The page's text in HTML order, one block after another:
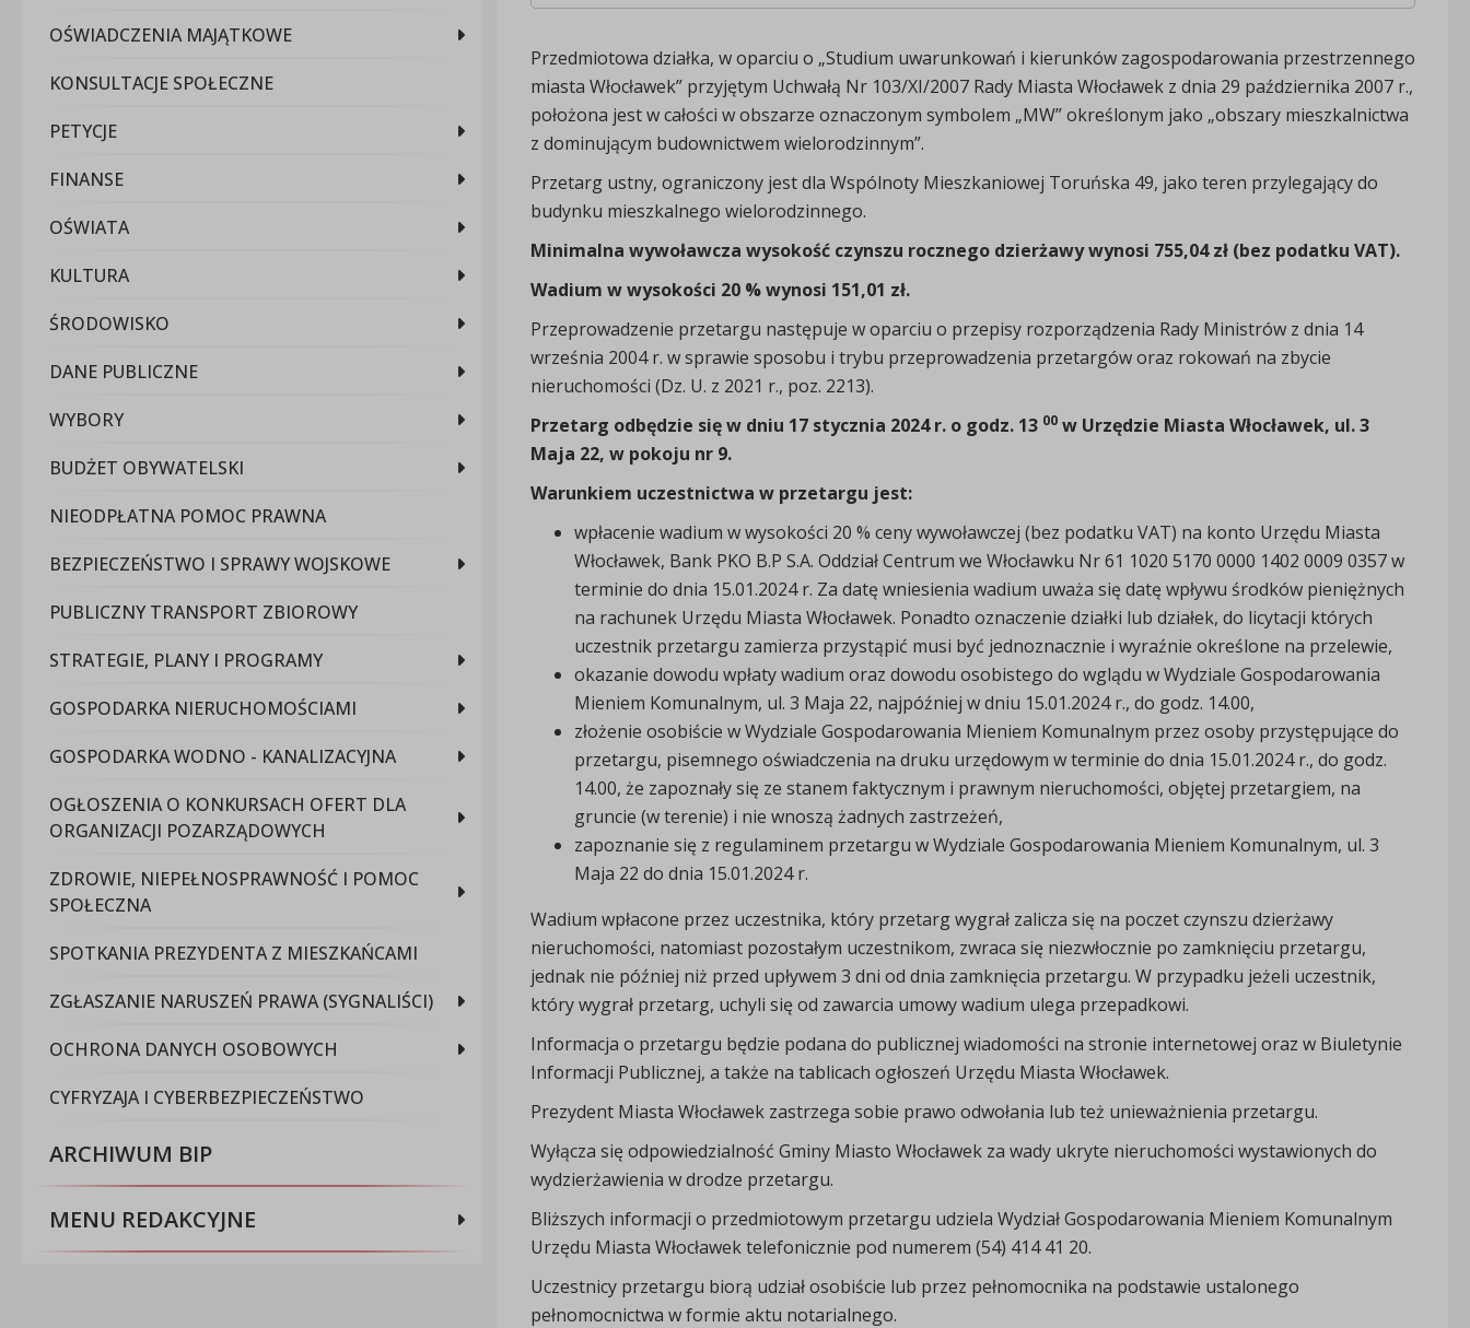
OŚWIADCZENIA MAJĄTKOWE
KONSULTACJE SPOŁECZNE
PETYCJE
FINANSE
OŚWIATA
KULTURA
ŚRODOWISKO
DANE PUBLICZNE
WYBORY
BUDŻET OBYWATELSKI
NIEODPŁATNA POMOC PRAWNA
BEZPIECZEŃSTWO I SPRAWY WOJSKOWE
PUBLICZNY TRANSPORT ZBIOROWY
STRATEGIE, PLANY I PROGRAMY
GOSPODARKA NIERUCHOMOŚCIAMI
GOSPODARKA WODNO - KANALIZACYJNA
OGŁOSZENIA O KONKURSACH OFERT DLA
ORGANIZACJI POZARZĄDOWYCH
ZDROWIE, NIEPEŁNOSPRAWNOŚĆ I POMOC
SPOŁECZNA
SPOTKANIA PREZYDENTA Z MIESZKAŃCAMI
ZGŁASZANIE NARUSZEŃ PRAWA (SYGNALIŚCI)
OCHRONA DANYCH OSOBOWYCH
CYFRYZAJA I CYBERBEZPIECZEŃSTWO
ARCHIWUM BIP
MENU REDAKCYJNE
Przedmiotowa działka, w oparciu o „Studium uwarunkowań i kierunków zagospodarowania przestrzennego
miasta Włocławek” przyjętym Uchwałą Nr 103/XI/2007 Rady Miasta Włocławek z dnia 29 października 2007 r.,
położona jest w całości w obszarze oznaczonym symbolem „MW” określonym jako „obszary mieszkalnictwa
z dominującym budownictwem wielorodzinnym”.
Przetarg ustny, ograniczony jest dla Wspólnoty Mieszkaniowej Toruńska 49, jako teren przylegający do
budynku mieszkalnego wielorodzinnego.
Minimalna wywoławcza wysokość czynszu rocznego dzierżawy wynosi 755,04 zł (bez podatku VAT).
Wadium w wysokości 20 % wynosi 151,01 zł.
Przeprowadzenie przetargu następuje w oparciu o przepisy rozporządzenia Rady Ministrów z dnia 14
września 2004 r. w sprawie sposobu i trybu przeprowadzenia przetargów oraz rokowań na zbycie
nieruchomości (Dz. U. z 2021 r., poz. 2213).
Przetarg odbędzie się w dniu 17 stycznia 2024 r. o godz. 13 00 w Urzędzie Miasta Włocławek, ul. 3
Maja 22, w pokoju nr 9.
Warunkiem uczestnictwa w przetargu jest:
wpłacenie wadium w wysokości 20 % ceny wywoławczej (bez podatku VAT) na konto Urzędu Miasta
Włocławek, Bank PKO B.P S.A. Oddział Centrum we Włocławku Nr 61 1020 5170 0000 1402 0009 0357 w
terminie do dnia 15.01.2024 r. Za datę wniesienia wadium uważa się datę wpływu środków pieniężnych
na rachunek Urzędu Miasta Włocławek. Ponadto oznaczenie działki lub działek, do licytacji których
uczestnik przetargu zamierza przystąpić musi być jednoznacznie i wyraźnie określone na przelewie,
okazanie dowodu wpłaty wadium oraz dowodu osobistego do wglądu w Wydziale Gospodarowania
Mieniem Komunalnym, ul. 3 Maja 22, najpóźniej w dniu 15.01.2024 r., do godz. 14.00,
złożenie osobiście w Wydziale Gospodarowania Mieniem Komunalnym przez osoby przystępujące do
przetargu, pisemnego oświadczenia na druku urzędowym w terminie do dnia 15.01.2024 r., do godz.
14.00, że zapoznały się ze stanem faktycznym i prawnym nieruchomości, objętej przetargiem, na
gruncie (w terenie) i nie wnoszą żadnych zastrzeżeń,
zapoznanie się z regulaminem przetargu w Wydziale Gospodarowania Mieniem Komunalnym, ul. 3
Maja 22 do dnia 15.01.2024 r.
Wadium wpłacone przez uczestnika, który przetarg wygrał zalicza się na poczet czynszu dzierżawy
nieruchomości, natomiast pozostałym uczestnikom, zwraca się niezwłocznie po zamknięciu przetargu,
jednak nie później niż przed upływem 3 dni od dnia zamknięcia przetargu. W przypadku jeżeli uczestnik,
który wygrał przetarg, uchyli się od zawarcia umowy wadium ulega przepadkowi.
Informacja o przetargu będzie podana do publicznej wiadomości na stronie internetowej oraz w Biuletynie
Informacji Publicznej, a także na tablicach ogłoszeń Urzędu Miasta Włocławek.
Prezydent Miasta Włocławek zastrzega sobie prawo odwołania lub też unieważnienia przetargu.
Wyłącza się odpowiedzialność Gminy Miasto Włocławek za wady ukryte nieruchomości wystawionych do
wydzierżawienia w drodze przetargu.
Bliższych informacji o przedmiotowym przetargu udziela Wydział Gospodarowania Mieniem Komunalnym
Urzędu Miasta Włocławek telefonicznie pod numerem (54) 414 41 20.
Uczestnicy przetargu biorą udział osobiście lub przez pełnomocnika na podstawie ustalonego
pełnomocnictwa w formie aktu notarialnego.